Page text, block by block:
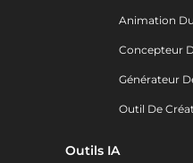
Animation
Concepteur
Générateur
Outil De
Outils IA